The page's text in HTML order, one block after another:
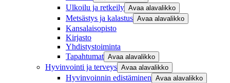
Ulkoilu ja retkeily Avaa alavalikko
Metsästys ja kalastus Avaa alavalikko
Kansalaisopisto
Kirjasto
Yhdistystoiminta
Tapahtumat Avaa alavalikko
Hyvinvointi ja terveys Avaa alavalikko
Hyvinvoinnin edistäminen Avaa alavalikko